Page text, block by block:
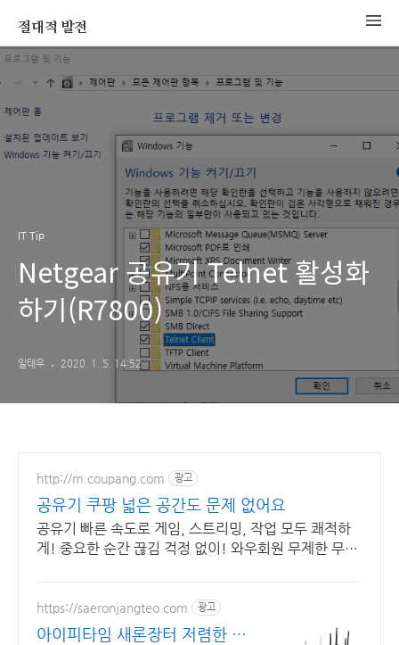
절대적 발전
IT Tip
Netgear 공유기 Telnet 활성화
하기(R7800)
일태우 2020. 1. 5. 14:52
http://m.coupang.com 광고
공유기 쿠팡 넓은 공간도 문제 없어요
공유기 빠른 속도로 게임, 스트리밍, 작업 모두 쾌적하
게! 중요한 순간 끊김 걱정 없이! 와우회원 무제한 무료
https://saeronjangteo.com 광고
아이피타임 새론장터 저렴한 가